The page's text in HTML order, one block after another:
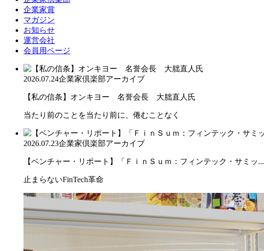
企業家賞
マガジン
お知らせ
運営会社
会員用ページ
2026.07.24企業家倶楽部アーカイブ
【私の信条】オンキヨー 名誉会長 大朏直人氏
当たり前のことを当たり前に、倦むことなく
2026.07.23企業家倶楽部アーカイブ
【ベンチャー・リポート】「ＦｉｎＳｕｍ：フィンテック・サミッ...
止まらないFinTech革命